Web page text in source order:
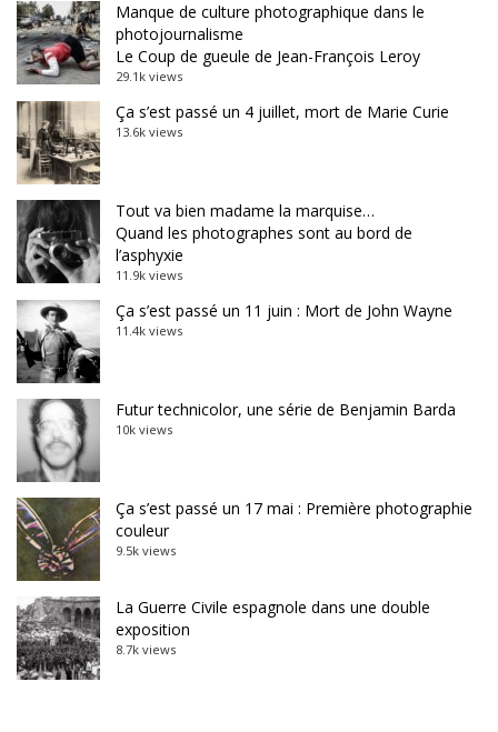
Manque de culture photographique dans le
photojournalisme
Le Coup de gueule de Jean-François Leroy
29.1k views
Ça s’est passé un 4 juillet, mort de Marie Curie
13.6k views
Tout va bien madame la marquise…
Quand les photographes sont au bord de
l’asphyxie
11.9k views
Ça s’est passé un 11 juin : Mort de John Wayne
11.4k views
Futur technicolor, une série de Benjamin Barda
10k views
Ça s’est passé un 17 mai : Première photographie
couleur
9.5k views
La Guerre Civile espagnole dans une double
exposition
8.7k views